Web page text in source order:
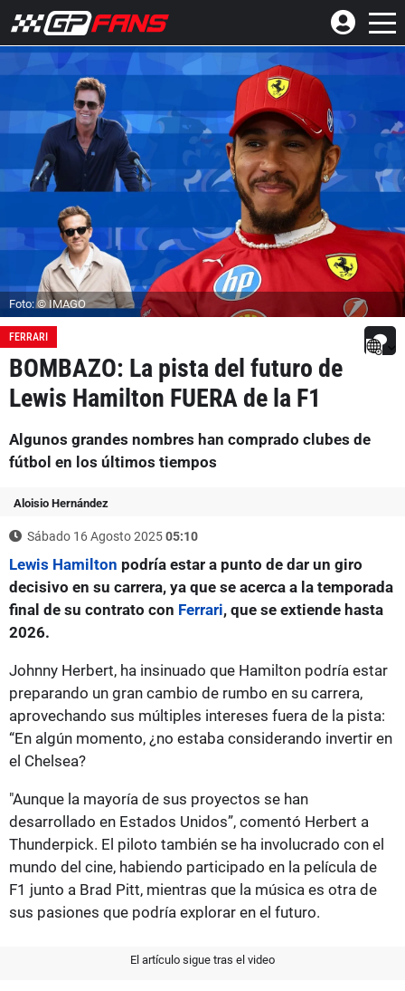
Foto: © IMAGO
FERRARI
BOMBAZO: La pista del futuro de
Lewis Hamilton FUERA de la F1
Algunos grandes nombres han comprado clubes de
fútbol en los últimos tiempos
Aloisio Hernández
Sábado 16 Agosto 202505:10
Lewis Hamilton podría estar a punto de dar un giro
decisivo en su carrera, ya que se acerca a la temporada
final de su contrato con Ferrari, que se extiende hasta
2026.
Johnny Herbert, ha insinuado que Hamilton podría estar
preparando un gran cambio de rumbo en su carrera,
aprovechando sus múltiples intereses fuera de la pista:
“En algún momento, ¿no estaba considerando invertir en
el Chelsea?
"Aunque la mayoría de sus proyectos se han
desarrollado en Estados Unidos”, comentó Herbert a
Thunderpick. El piloto también se ha involucrado con el
mundo del cine, habiendo participado en la película de
F1 junto a Brad Pitt, mientras que la música es otra de
sus pasiones que podría explorar en el futuro.
El artículo sigue tras el video